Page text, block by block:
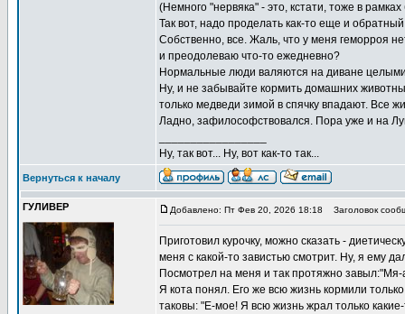
(Немного "нервяка" - это, кстати, тоже в
Так вот, надо проделать как-то еще и обратный
Собственно, все. Жаль, что у меня геморроя
и преодолеваю что-то ежедневно?
Нормальные люди валяются на диване целыми
Ну, и не забывайте кормить домашних
только медведи зимой в спячку впадают. Все
Ладно, зафилософствовался. Пора уже и на
Ну, так вот... Ну, вот как-то так...
Вернуться к началу
ГУЛИВЕР Добавлено: Пт Фев 20, 2026 18:18 Заголовок
Приготовил курочку, можно сказать -
меня с какой-то завистью смотрит. Ну, я ему
Посмотрел на меня и так протяжно завыл:"Мя-
Я кота понял. Его же всю жизнь кормили
таковы: "Е-мое! Я всю жизнь жрал только